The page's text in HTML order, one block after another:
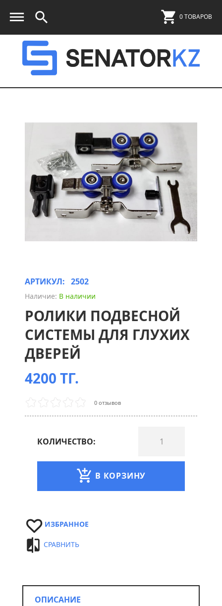
0 ТОВАРОВ
АРТИКУЛ: 2502
Наличие: В наличии
РОЛИКИ ПОДВЕСНОЙ
СИСТЕМЫ ДЛЯ ГЛУХИХ
ДВЕРЕЙ
4200 ТГ.
0 отзывов
КОЛИЧЕСТВО:
В КОРЗИНУ
ИЗБРАННОЕ
СРАВНИТЬ
ОПИСАНИЕ